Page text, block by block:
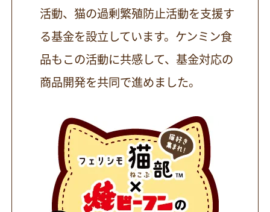
活動、猫の過剰繁殖防止活動を支援す
る基金を設立しています。ケンミン食
品もこの活動に共感して、基金対応の
商品開発を共同で進めました。